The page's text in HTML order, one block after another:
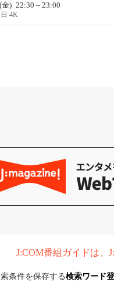
金) 22:30～23:00
4K
J:COM番組ガイドは、
条件を保存する検索ワード